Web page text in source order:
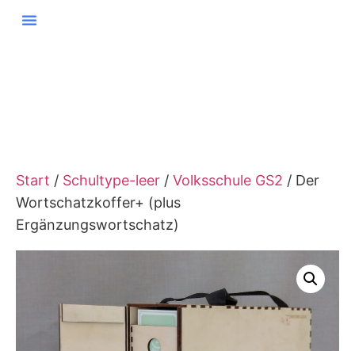
Start / Schultype-leer / Volksschule GS2 / Der
Wortschatzkoffer+ (plus
Ergänzungswortschatz)